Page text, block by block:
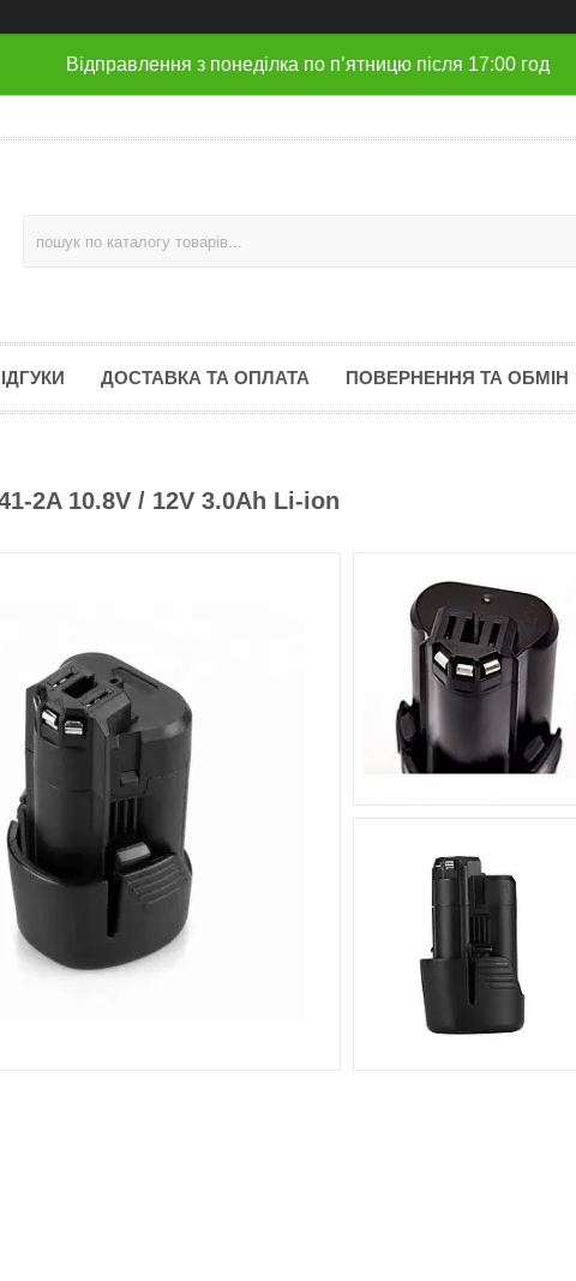
Відправлення з понеділка по п’ятницю після 17:00 год
ДОСТАВКА ТА ОПЛАТА ПОВЕРНЕННЯ ТА ОБМІН
2A 10.8V / 12V 3.0Ah Li-ion